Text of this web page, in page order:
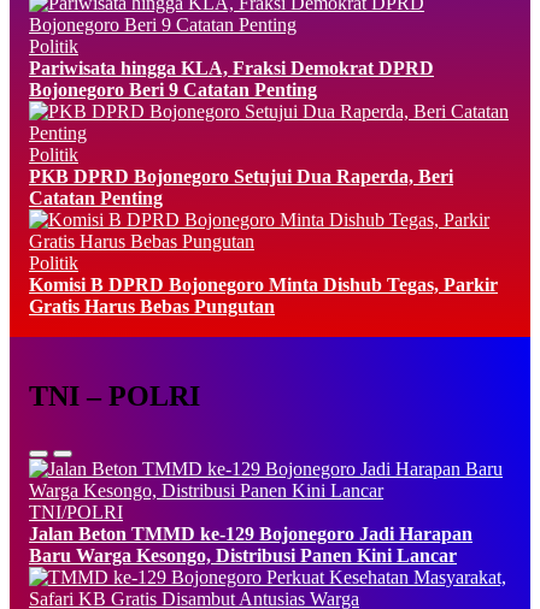
Politik
Pariwisata hingga KLA, Fraksi Demokrat DPRD
Bojonegoro Beri 9 Catatan Penting
Politik
PKB DPRD Bojonegoro Setujui Dua Raperda, Beri
Catatan Penting
Politik
Komisi B DPRD Bojonegoro Minta Dishub Tegas, Parkir
Gratis Harus Bebas Pungutan
TNI – POLRI
TNI/POLRI
Jalan Beton TMMD ke-129 Bojonegoro Jadi Harapan
Baru Warga Kesongo, Distribusi Panen Kini Lancar